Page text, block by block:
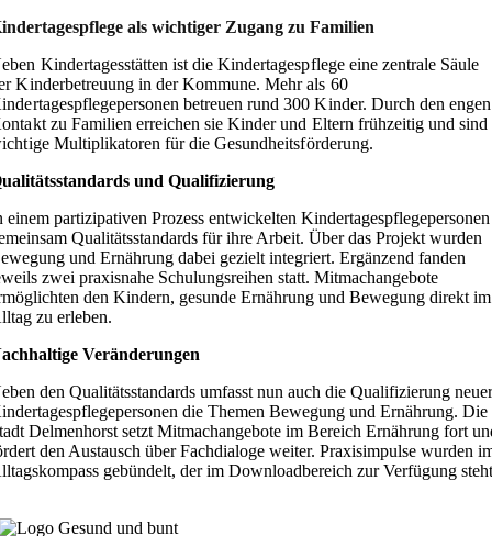
als wichtiger Zugang zu Familien
Kindertagesstätten ist die Kindertagespflege eine zentrale Säule
Kinderbetreuung in der Kommune. Mehr als 60
betreuen rund 300 Kinder. Durch den engen
zu Familien erreichen sie Kinder und Eltern frühzeitig und sind
Multiplikatoren für die Gesundheitsförderung.
und Qualifizierung
einem partizipativen Prozess entwickelten Kindertagespflegepersonen
Qualitätsstandards für ihre Arbeit. Über das Projekt wurden
und Ernährung dabei gezielt integriert. Ergänzend fanden
zwei praxisnahe Schulungsreihen statt. Mitmachangebote
den Kindern, gesunde Ernährung und Bewegung direkt im
zu erleben.
Veränderungen
den Qualitätsstandards umfasst nun auch die Qualifizierung
die Themen Bewegung und Ernährung. Die
Delmenhorst setzt Mitmachangebote im Bereich Ernährung fort
den Austausch über Fachdialoge weiter. Praxisimpulse wurden
gebündelt, der im Downloadbereich zur Verfügung